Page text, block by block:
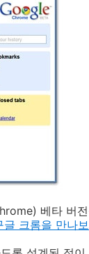
베타 버
크롬을 만나